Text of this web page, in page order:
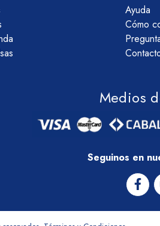
Ayuda
Cómo
Medios
Seguinos en